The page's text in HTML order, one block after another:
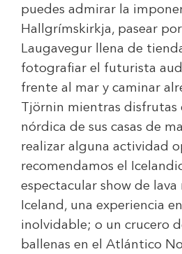
puedes admirar la
Hallgrímskirkja, pasear
Laugavegur llena de
fotografiar el futurista
frente al mar y caminar
Tjörnin mientras
nórdica de sus casas de
realizar alguna actividad
recomendamos el
espectacular show de lava
Iceland, una experiencia
inolvidable; o un crucero
ballenas en el Atlántico